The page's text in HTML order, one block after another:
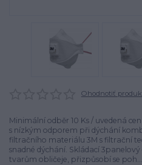
Ohodnotiť
Minimální odběr 10 Ks / uvedená
s nízkým odporem při dýchání
filtračního materiálu 3M s filtrační
snadné dýchání. Skládací
tvarům obličeje, přizpůsobí se poh...